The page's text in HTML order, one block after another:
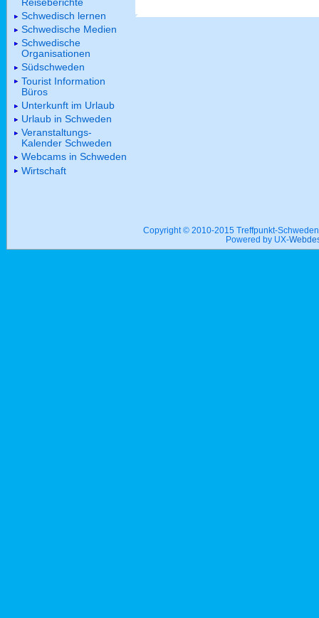
Schwedisch lernen
Schwedische Medien
Schwedische
Organisationen
Südschweden
Tourist Information
Büros
Unterkunft im Urlaub
Urlaub in Schweden
Veranstaltungs-
Kalender Schweden
Webcams in Schweden
Wirtschaft
Copyright © 2010-2015 Treffpunkt-
Powered by UX-